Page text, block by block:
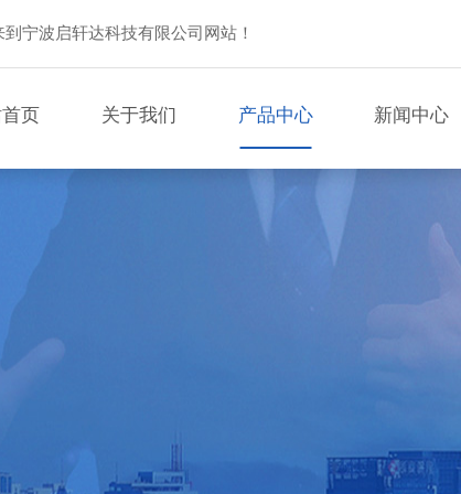
到宁波启轩达科技有限公司网站！
页 关于我们 产品中心 新闻中心